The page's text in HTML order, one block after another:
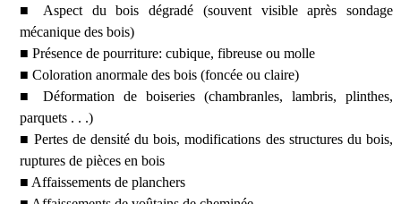
■ Aspect du bois dégradé (souvent visible après sondage
mécanique des bois)
■ Présence de pourriture: cubique, fibreuse ou molle
■ Coloration anormale des bois (foncée ou claire)
■ Déformation de boiseries (chambranles, lambris, plinthes,
parquets . . .)
■ Pertes de densité du bois, modifications des structures du bois,
ruptures de pièces en bois
■ Affaissements de planchers